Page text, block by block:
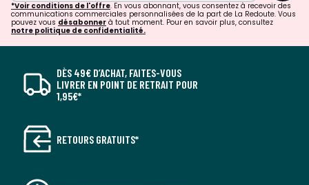
*Voir conditions de l'offre. En vous abonnant, vous consentez à recevoir des
communications commerciales personnalisées de la part de La Redoute. Vous
pouvez vous désabonner à tout moment. Pour en savoir plus, consultez
notre politique de confidentialité.
DÈS 49€ D’ACHAT, FAITES-VOUS
LIVRER EN POINT DE RETRAIT POUR
1,95€*
RETOURS GRATUITS*